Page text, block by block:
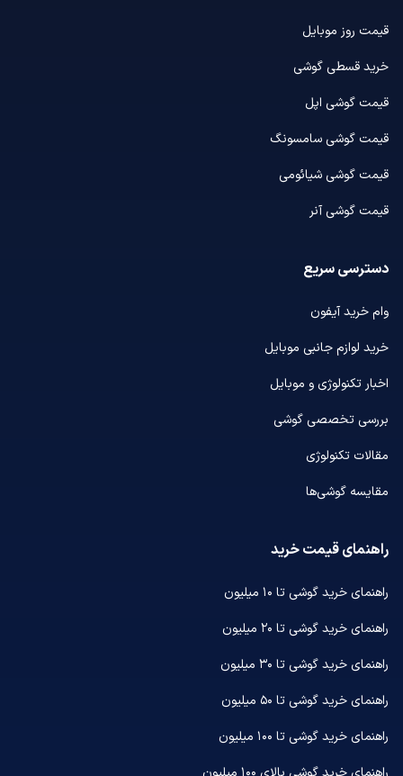
قیمت روز موبایل
خرید قسطی گوشی
قیمت گوشی اپل
قیمت گوشی سامسونگ
قیمت گوشی شیائومی
قیمت گوشی آنر
دسترسی سریع
وام خرید آیفون
خرید لوازم جانبی موبایل
اخبار تکنولوژی و موبایل
بررسی تخصصی گوشی
مقالات تکنولوژی
مقایسه گوشی‌ها
راهنمای قیمت خرید
راهنمای خرید گوشی تا ۱۰ میلیون
راهنمای خرید گوشی تا ۲۰ میلیون
راهنمای خرید گوشی تا ۳۰ میلیون
راهنمای خرید گوشی تا ۵۰ میلیون
راهنمای خرید گوشی تا ۱۰۰ میلیون